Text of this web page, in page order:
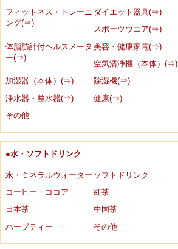
フィットネス・トレーニ
ング(⇒)
ダイエット器具(⇒)
スポーツウエア(⇒)
体脂肪計付ヘルスメータ
ー(⇒)
美容・健康家電(⇒)
空気清浄機（本体）(⇒)
加湿器（本体）(⇒)
除湿機(⇒)
浄水器・整水器(⇒)
健康(⇒)
その他
●水・ソフトドリンク
水・ミネラルウォーター ソフトドリンク
コーヒー・ココア
紅茶
日本茶
中国茶
ハーブティー
その他